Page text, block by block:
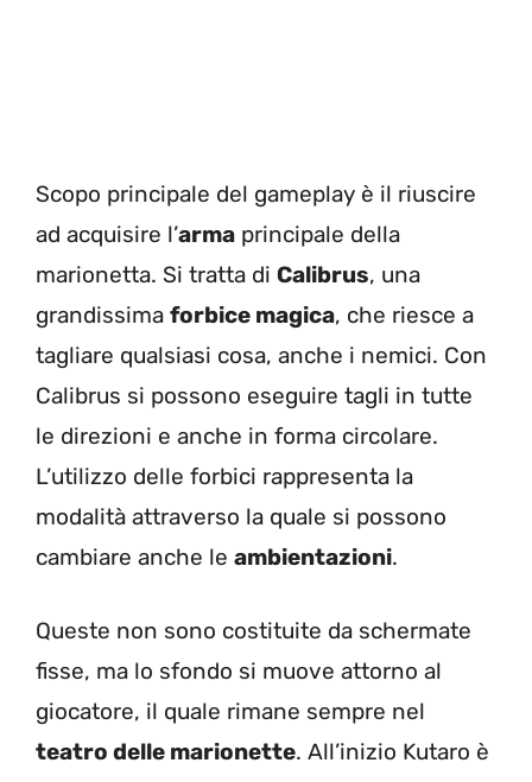
Scopo principale del gameplay è il riuscire
ad acquisire l’arma principale della
marionetta. Si tratta di Calibrus, una
grandissima forbice magica, che riesce a
tagliare qualsiasi cosa, anche i nemici. Con
Calibrus si possono eseguire tagli in tutte
le direzioni e anche in forma circolare.
L’utilizzo delle forbici rappresenta la
modalità attraverso la quale si possono
cambiare anche le ambientazioni.
Queste non sono costituite da schermate
fisse, ma lo sfondo si muove attorno al
giocatore, il quale rimane sempre nel
teatro delle marionette. All’inizio Kutaro è